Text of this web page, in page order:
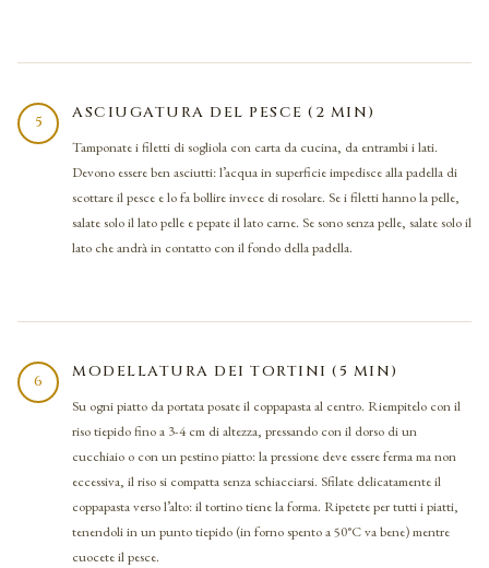
5
ASCIUGATURA DEL PESCE (2 MIN)
Tamponate i filetti di sogliola con carta da cucina, da entrambi i lati.
Devono essere ben asciutti: l’acqua in superficie impedisce alla padella di
scottare il pesce e lo fa bollire invece di rosolare. Se i filetti hanno la pelle,
salate solo il lato pelle e pepate il lato carne. Se sono senza pelle, salate solo il
lato che andrà in contatto con il fondo della padella.
6
MODELLATURA DEI TORTINI (5 MIN)
Su ogni piatto da portata posate il coppapasta al centro. Riempitelo con il
riso tiepido fino a 3-4 cm di altezza, pressando con il dorso di un
cucchiaio o con un pestino piatto: la pressione deve essere ferma ma non
eccessiva, il riso si compatta senza schiacciarsi. Sfilate delicatamente il
coppapasta verso l’alto: il tortino tiene la forma. Ripetete per tutti i piatti,
tenendoli in un punto tiepido (in forno spento a 50°C va bene) mentre
cuocete il pesce.